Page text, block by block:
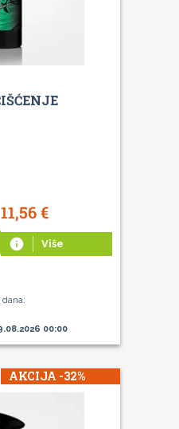
11,56€
info Više
dana:
00:00
AKCIJA -32%